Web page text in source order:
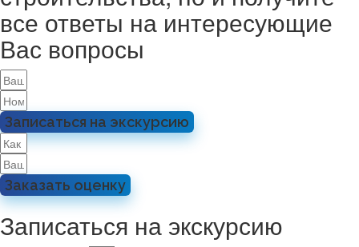
все ответы на интересующие
Вас вопросы
Записаться на экскурсию
Заказать оценку
Записаться на экскурсию